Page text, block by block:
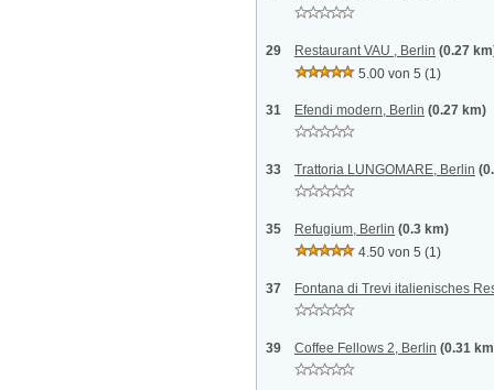
29 Restaurant VAU , Berlin (0.27
5.00 von 5 (1)
31 Efendi modern, Berlin (0.27 km)
33 Trattoria LUNGOMARE, Berlin
35 Refugium, Berlin (0.3 km)
4.50 von 5 (1)
37 Fontana di Trevi italienisches
39 Coffee Fellows 2, Berlin (0.31